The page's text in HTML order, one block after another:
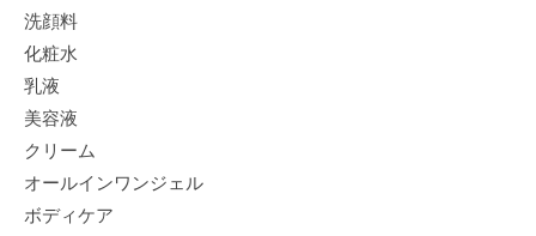
洗顔料
化粧水
乳液
美容液
クリーム
オールインワンジェル
ボディケア